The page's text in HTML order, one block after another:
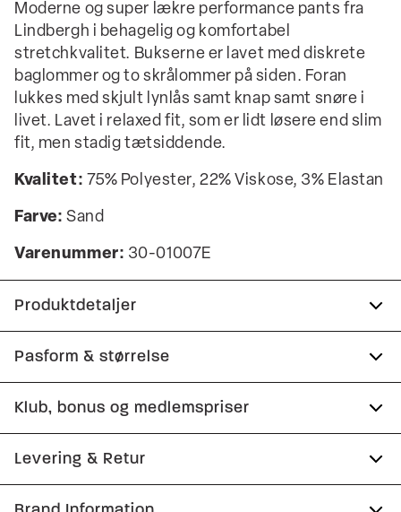
Moderne og super lækre performance pants fra
Lindbergh i behagelig og komfortabel
stretchkvalitet. Bukserne er lavet med diskrete
baglommer og to skrålommer på siden. Foran
lukkes med skjult lynlås samt knap samt snøre i
livet. Lavet i relaxed fit, som er lidt løsere end slim
fit, men stadig tætsiddende.
Kvalitet: 75% Polyester, 22% Viskose, 3% Elastan
Farve: Sand
Varenummer: 30-01007E
Produktdetaljer
Lavet med Superflex, der giver ekstra
elasticitet og komfort.
Der er to lommer på siden.
Bukserne har gylp med lynlås.
Cropped længde: bukserne er kortere og går til
anklerne.
Pasform & størrelse
Fit:Relaxed fit
lår og ned ad benet
Model:Modellen er 185 centimeter høj, og er iført
Klub, bonus og medlemspriser
Tilmeld dig Club Wagner helt gratis.
Levering & Retur